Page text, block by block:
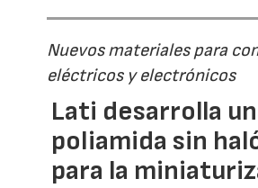
Nuevos materiales para
eléctricos y electrónicos
Lati desarrolla
poliamida sin
para la